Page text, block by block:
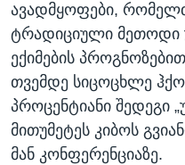
ავადმყოფები,
ტრადიციული მეთოდი
ექიმების
თვემდე სიცოცხლე
პროცენტიანი შედეგი
მითუმეტეს კიბოს
მან კონფერენციაზე.